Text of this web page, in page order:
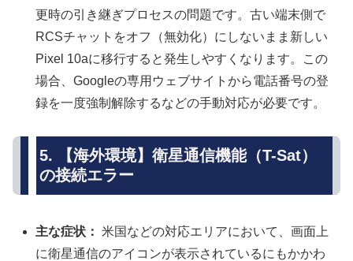
更時の引き継ぎプロセスの問題です。古い端末側で
RCSチャットをオフ（無効化）にしないまま新しい
Pixel 10aに移行すると発生しやすくなります。この
場合、Googleの専用ウェブサイトから電話番号の登
録を一度強制解除するなどの手動対応が必要です。
5. 【海外環境】衛星通信機能（T-Sat）
の接続エラー
主な症状： 米国などの対応エリアにおいて、画面上
に衛星通信のアイコンが表示されているにもかかわ